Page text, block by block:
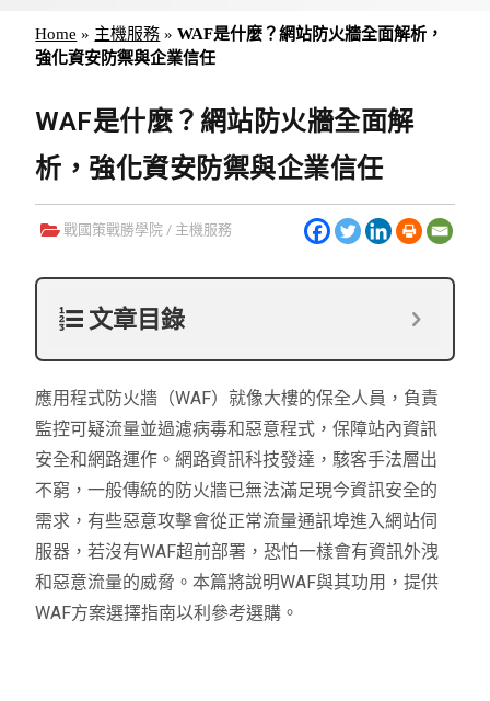
Home » 主機服務 »WAF是什麼？網站防火牆全面解析，
強化資安防禦與企業信任
WAF是什麼？網站防火牆全面解
析，強化資安防禦與企業信任
戰國策戰勝學院 / 主機服務
文章目錄
應用程式防火牆（WAF）就像大樓的保全人員，負責
監控可疑流量並過濾病毒和惡意程式，保障站內資訊
安全和網路運作。網路資訊科技發達，駭客手法層出
不窮，一般傳統的防火牆已無法滿足現今資訊安全的
需求，有些惡意攻擊會從正常流量通訊埠進入網站伺
服器，若沒有WAF超前部署，恐怕一樣會有資訊外洩
和惡意流量的威脅。本篇將說明WAF與其功用，提供
WAF方案選擇指南以利參考選購。